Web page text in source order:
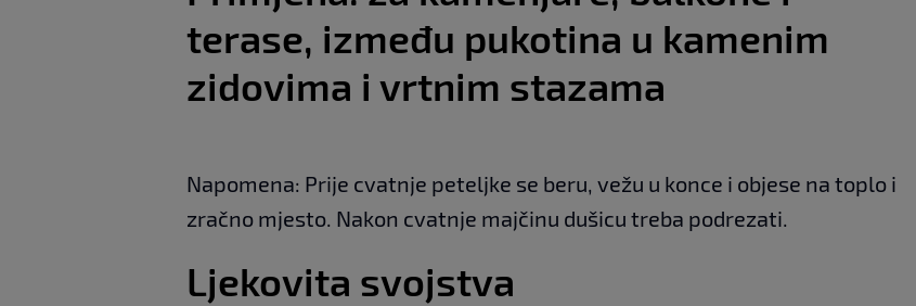
terase, između pukotina u kamenim
zidovima i vrtnim stazama
Napomena: Prije cvatnje peteljke se beru, vežu u konce i objese na toplo i
zračno mjesto. Nakon cvatnje majčinu dušicu treba podrezati.
Ljekovita svojstva